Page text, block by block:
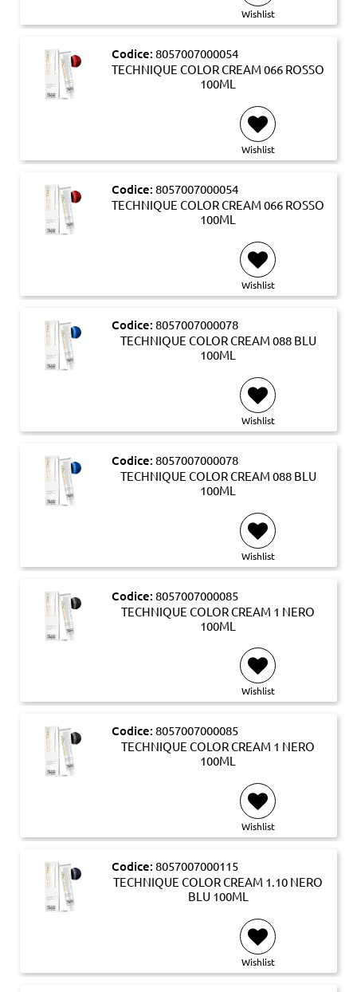
Wishlist
Codice: 8057007000054
TECHNIQUE COLOR CREAM 066 ROSSO
100ML
Wishlist
Codice: 8057007000054
TECHNIQUE COLOR CREAM 066 ROSSO
100ML
Wishlist
Codice: 8057007000078
TECHNIQUE COLOR CREAM 088 BLU
100ML
Wishlist
Codice: 8057007000078
TECHNIQUE COLOR CREAM 088 BLU
100ML
Wishlist
Codice: 8057007000085
TECHNIQUE COLOR CREAM 1 NERO
100ML
Wishlist
Codice: 8057007000085
TECHNIQUE COLOR CREAM 1 NERO
100ML
Wishlist
Codice: 8057007000115
TECHNIQUE COLOR CREAM 1.10 NERO
BLU 100ML
Wishlist